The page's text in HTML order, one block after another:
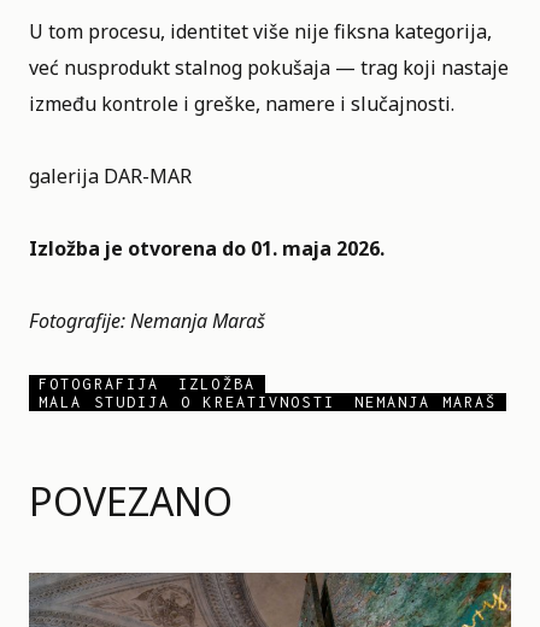
POVEZANO
U tom procesu, identitet više nije fiksna kategorija,
već nusprodukt stalnog pokušaja — trag koji nastaje
između kontrole i greške, namere i slučajnosti.
galerija DAR-MAR
Izložba je otvorena do 01. maja 2026.
Fotografije: Nemanja Maraš
FOTOGRAFIJA
IZLOŽBA
MALA STUDIJA O KREATIVNOSTI
NEMANJA MARAŠ